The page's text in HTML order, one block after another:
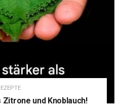
und Knoblauch!